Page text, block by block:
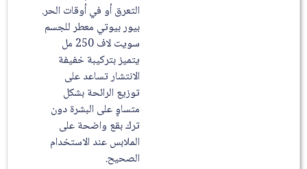
التعرق أو في أوقات الحر.
بيور بيوتي معطر للجسم
سويت لاف 250 مل
يتميز بتركيبة خفيفة
الانتشار تساعد على
توزيع الرائحة بشكل
متساوٍ على البشرة دون
ترك بقع واضحة على
الملابس عند الاستخدام
الصحيح.